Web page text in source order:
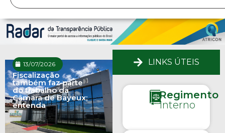
13/07/2026
Fiscalização
também faz parte
do trabalho da
Câmara de Bayeux;
entenda
LINKS ÚTEIS
Regimento
Interno